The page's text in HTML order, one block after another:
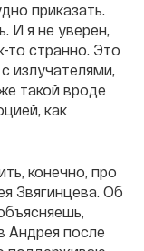
приказать.
И я не уверен,
то странно. Это
излучателями,
такой вроде
как
конечно, про
Звягинцева. Об
Андрея после